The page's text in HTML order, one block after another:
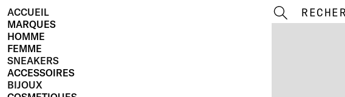
ACCUEIL
MARQUES
HOMME
FEMME
SNEAKERS
ACCESSOIRES
BIJOUX